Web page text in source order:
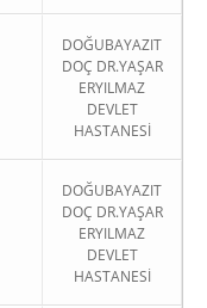
DOĞUBAYAZIT
DOÇ DR.YAŞAR
ERYILMAZ
DEVLET
HASTANESİ
DOĞUBAYAZIT
DOÇ DR.YAŞAR
ERYILMAZ
DEVLET
HASTANESİ